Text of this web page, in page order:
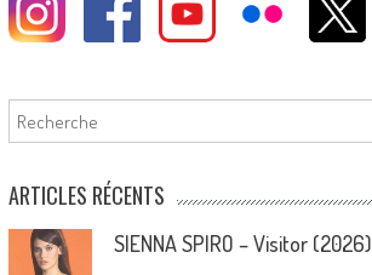
Rechercher
ARTICLES RÉCENTS
SIENNA SPIRO – Visitor (2026)